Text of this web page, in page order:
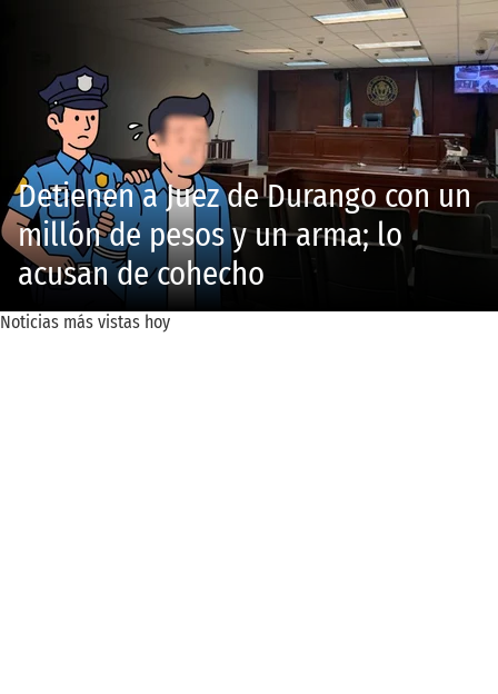
Detienen a Juez de Durango con un
millón de pesos y un arma; lo
acusan de cohecho
Noticias más vistas hoy